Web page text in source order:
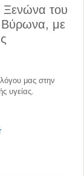
Ξενώνα του
Βύρωνα, με
μας στην
υγείας.